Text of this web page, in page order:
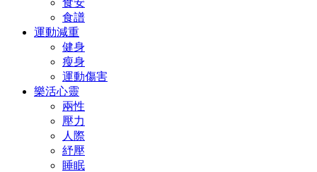
食安
食譜
運動減重
健身
瘦身
運動傷害
樂活心靈
兩性
壓力
人際
紓壓
睡眠